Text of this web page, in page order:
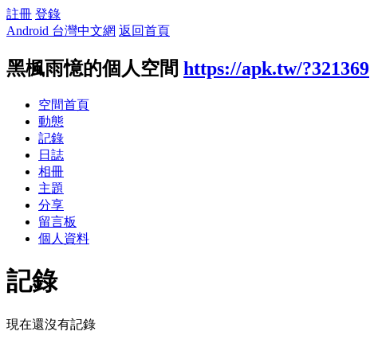
註冊 登錄
Android 台灣中文網 返回首頁
黑楓雨憶的個人空間 https://apk.tw/?321369
空間首頁
動態
記錄
日誌
相冊
主題
分享
留言板
個人資料
記錄
現在還沒有記錄